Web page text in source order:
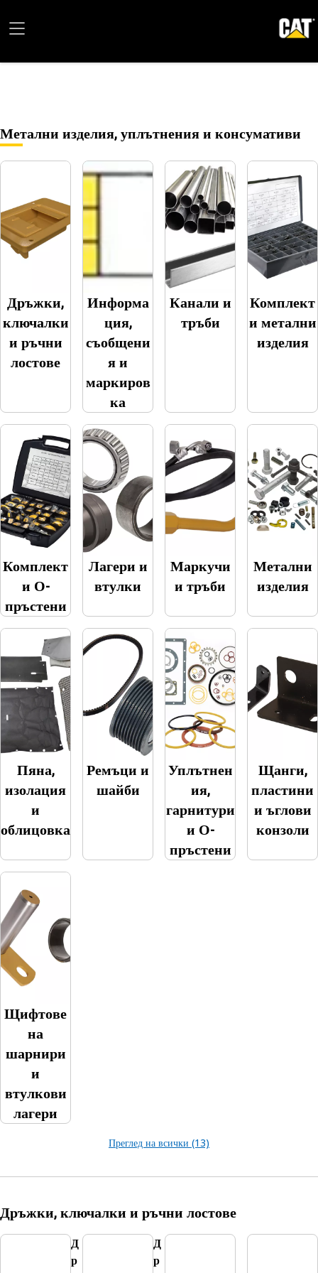
Метални изделия, уплътнения и консумативи
Дръжки,
ключалки
и ръчни
лостове
Информа
ция,
съобщени
я и
маркиров
ка
Канали и
тръби
Комплект
и метални
изделия
Комплект
и О-
пръстени
Лагери и
втулки
Маркучи
и тръби
Метални
изделия
Пяна,
изолация
и
облицовка
Ремъци и
шайби
Уплътнен
ия,
гарнитури
и О-
пръстени
Щанги,
пластини
и ъглови
конзоли
Щифтове
на
шарнири
и
втулкови
лагери
Преглед на всички (13)
Дръжки, ключалки и ръчни лостове
Д
р
Д
р